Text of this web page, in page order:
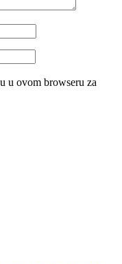
u ovom browseru za